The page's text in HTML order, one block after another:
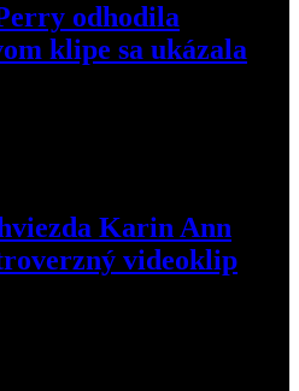
odhodila
klipe sa ukázala
Karin Ann
videoklip